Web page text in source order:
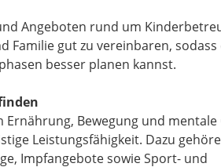
Angeboten rund um
Familie gut zu vereinbaren,
besser planen kannst.
Bewegung und
Leistungsfähigkeit. Dazu
Impfangebote sowie Sport- und